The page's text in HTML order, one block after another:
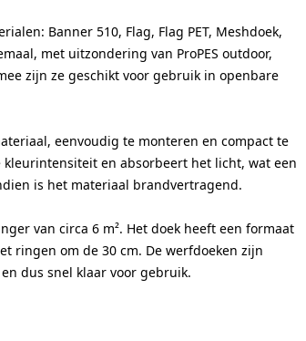
Banner 510, Flag, Flag PET, Meshdoek,
met uitzondering van ProPES outdoor,
zijn ze geschikt voor gebruik in openbare
eenvoudig te monteren en compact te
kleurintensiteit en absorbeert het licht, wat een
is het materiaal brandvertragend.
van circa 6 m². Het doek heeft een formaat
ringen om de 30 cm. De werfdoeken zijn
dus snel klaar voor gebruik.